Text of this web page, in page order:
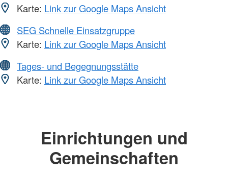
Karte: Link zur Google Maps Ansicht
SEG Schnelle Einsatzgruppe
Karte: Link zur Google Maps Ansicht
Tages- und Begegnungsstätte
Karte: Link zur Google Maps Ansicht
Einrichtungen und
Gemeinschaften